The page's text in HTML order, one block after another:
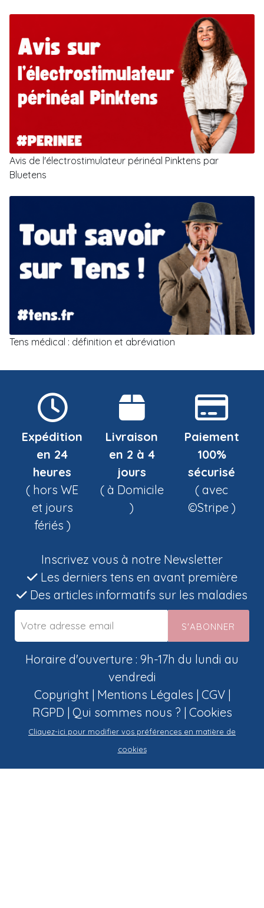
Avis de l'électrostimulateur périnéal Pinktens par
Bluetens
Tens médical : définition et abréviation
Expédition
en 24
heures
( hors WE
et jours
fériés )
Livraison
en 2 à 4
jours
( à Domicile
)
Paiement
100%
sécurisé
( avec
©Stripe )
Inscrivez vous à notre Newsletter
Les derniers tens en avant première
Des articles informatifs sur les maladies
S'ABONNER
Horaire d'ouverture : 9h-17h du lundi au
vendredi
Copyright | Mentions Légales CGV|
RGPD Qui sommes nous ? Cookies
Cliquez-ici pour modifier vos préférences en matière de
cookies